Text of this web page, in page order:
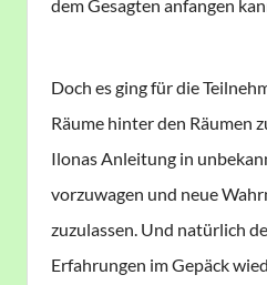
dem Gesagten anfangen
Doch es ging für die
Räume hinter den Räumen
Ilonas Anleitung in
vorzuwagen und neue
zuzulassen. Und natürlich
Erfahrungen im Gepäck